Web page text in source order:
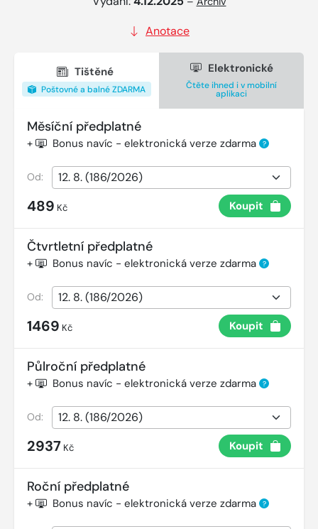
Anotace
Tištěné
Poštovné a balné ZDARMA
Elektronické
Čtěte ihned i v mobilní
aplikaci
Měsíční předplatné
+ Bonus navíc - elektronická verze zdarma ?
Od:
489 Kč Koupit
Čtvrtletní předplatné
+ Bonus navíc - elektronická verze zdarma ?
Od:
1469 Kč Koupit
Půlroční předplatné
+ Bonus navíc - elektronická verze zdarma ?
Od:
2937 Kč Koupit
Roční předplatné
+ Bonus navíc - elektronická verze zdarma ?